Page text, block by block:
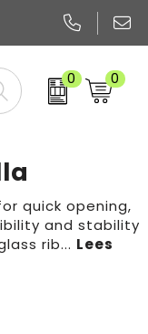
0 0
quick opening,
and stability
rib...